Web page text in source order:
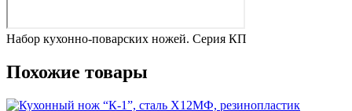
Набор кухонно-поварских ножей. Серия КП
Похожие товары